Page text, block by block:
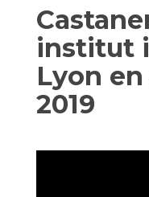
institut
Lyon
2019